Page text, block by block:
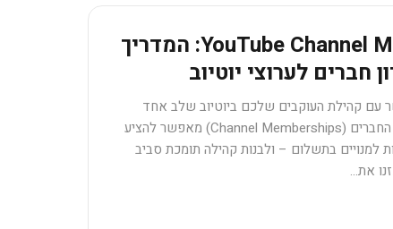
YouTube Channel Memberships: המדריך
חברים לערוצי יוטיוב
עם קהילת העוקבים שלכם ביוטיוב שלב אחד
קדימה? פיצ'ר מועדון החברים (Channel Memberships) מאפשר להציע
למנויים בתשלום – ולבנות קהילה תומכת סביב
את…